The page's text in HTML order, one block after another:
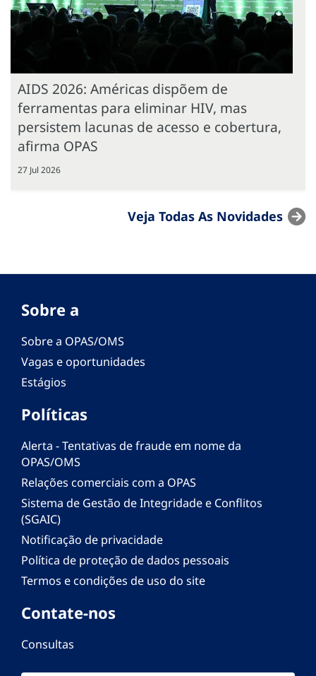
AIDS 2026: Américas dispõem de
ferramentas para eliminar HIV, mas
persistem lacunas de acesso e cobertura,
afirma OPAS
27 Jul 2026
Veja Todas As Novidades
Sobre a
Sobre a OPAS/OMS
Vagas e oportunidades
Estágios
Políticas
Alerta - Tentativas de fraude em nome da
OPAS/OMS
Relações comerciais com a OPAS
Sistema de Gestão de Integridade e Conflitos
(SGAIC)
Notificação de privacidade
Política de proteção de dados pessoais
Termos e condições de uso do site
Contate-nos
Consultas